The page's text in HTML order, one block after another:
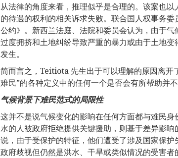
从法律的角度来看，推理似乎是合理的。该案也
的待遇的权利的相关诉求失败。联合国人权事务
公约》。新西兰法庭、法院和委员会认为，由于
过度拥挤和土地纠纷导致严重的暴力或由于土地
发生。
简而言之，Teitiota 先生出于可以理解的原因离开
难民”的各种定义中的任何一个是否会有所帮助并不
气候背景下难民范式的局限性
这并不是说气候变化的影响在任何方面都与难民
水的人被政府拒绝提供关键援助，则基于差异影
说，由于受保护的特征，他们遭受了涉及国家保
政府歧视但仍然是洪水、干旱或类似情况的受害者